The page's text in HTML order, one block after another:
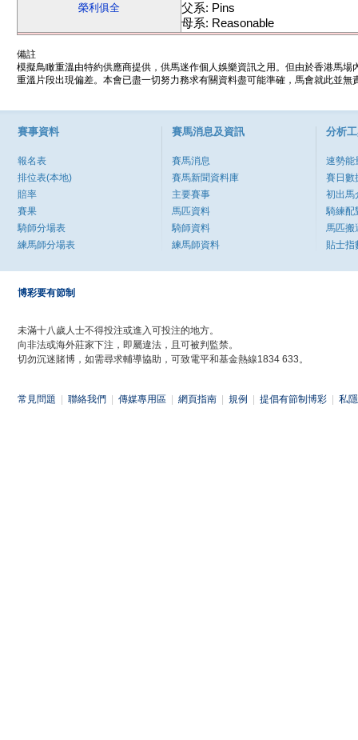
榮利俱全
父系: Pins
母系: Reasonable
備註
模擬鳥瞰重溫由特約供應商提供，供馬迷作個人娛樂資訊之用。但由於香港馬
重溫片段出現偏差。本會已盡一切努力務求有關資料盡可能準確，馬會就此並
賽事資料
報名表
排位表(本地)
賠率
賽果
騎師分場表
練馬師分場表
賽馬消息及資訊
賽馬消息
賽馬新聞資料庫
主要賽事
馬匹資料
騎師資料
練馬師資料
分析
速勢能
賽日數
初出馬
騎練配
馬匹搬
貼士指
博彩要有節制
未滿十八歲人士不得投注或進入可投注的地方。
向非法或海外莊家下注，即屬違法，且可被判監禁。
切勿沉迷賭博，如需尋求輔導協助，可致電平和基金熱線1834 633。
常見問題 聯絡我們 傳媒專用區 網頁指南 規例 提倡有節制博彩 私